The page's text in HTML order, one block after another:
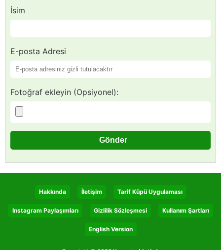
İsim
E-posta Adresi
Fotoğraf ekleyin (Opsiyonel):
Hakkında İletişim Tarif Küpü Uygulaması
Instagram Paylaşımları Gizlilik Sözleşmesi Kullanım Şartları
English Version